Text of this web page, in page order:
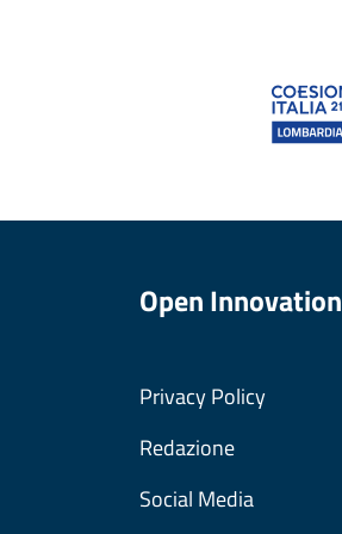
Open Innovation
Privacy Policy
Redazione
Social Media